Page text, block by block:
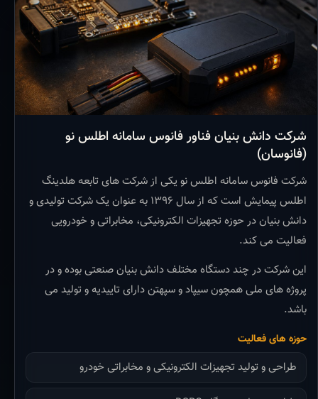
شرکت دانش بنیان فناور فانوس سامانه اطلس نو
(فانوسان)
شرکت فانوس سامانه اطلس نو یکی از شرکت های تابعه هلدینگ
اطلس پیمایش است که از سال ۱۳۹۶ به عنوان یک شرکت تولیدی و
دانش بنیان در حوزه تجهیزات الکترونیکی، مخابراتی و خودرویی
فعالیت می کند.
این شرکت در چند دستگاه مختلف دانش بنیان صنعتی بوده و در
پروژه های ملی همچون سیپاد و سپهتن دارای تاییدیه و تولید می
باشد.
حوزه های فعالیت
طراحی و تولید تجهیزات الکترونیکی و مخابراتی خودرو